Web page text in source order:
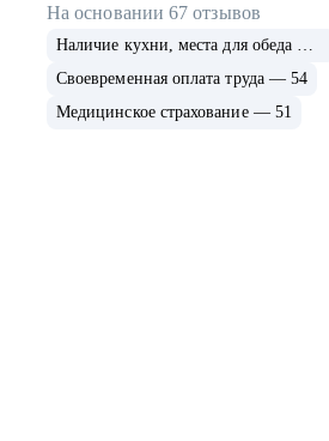
На основании67 отзывов
Наличие кухни, места для обеда — 55
Своевременная оплата труда — 54
Медицинское страхование — 51